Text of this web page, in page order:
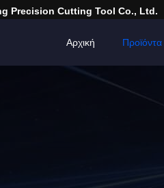
Precision Cutting Tool Co., Ltd.
Αρχική Προϊόντα